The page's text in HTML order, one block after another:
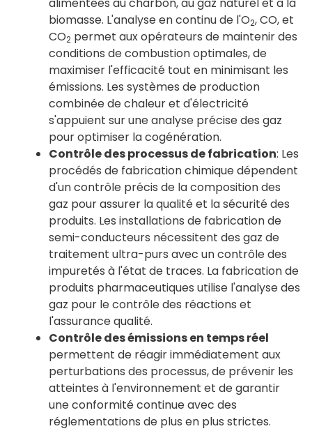
alimentées au charbon, au gaz naturel et à la
biomasse. L'analyse en continu de l'O2, CO, et
CO2 permet aux opérateurs de maintenir des
conditions de combustion optimales, de
maximiser l'efficacité tout en minimisant les
émissions. Les systèmes de production
combinée de chaleur et d'électricité
s'appuient sur une analyse précise des gaz
pour optimiser la cogénération.
Contrôle des processus de fabrication: Les
procédés de fabrication chimique dépendent
d'un contrôle précis de la composition des
gaz pour assurer la qualité et la sécurité des
produits. Les installations de fabrication de
semi-conducteurs nécessitent des gaz de
traitement ultra-purs avec un contrôle des
impuretés à l'état de traces. La fabrication de
produits pharmaceutiques utilise l'analyse des
gaz pour le contrôle des réactions et
l'assurance qualité.
Contrôle des émissions en temps réel
permettent de réagir immédiatement aux
perturbations des processus, de prévenir les
atteintes à l'environnement et de garantir
une conformité continue avec des
réglementations de plus en plus strictes.